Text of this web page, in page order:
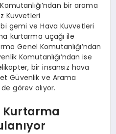
bir arama
Kuvvetleri
gemi ve Hava Kuvvetleri
kurtarma uçağı ile
Genel Komutanlığı’ndan
Komutanlığı’ndan ise
bir insansız hava
Güvenlik ve Arama
görev alıyor.
Kurtarma